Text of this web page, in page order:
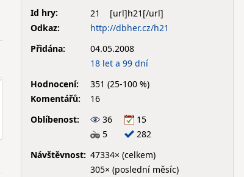
Id hry:
21
Odkaz:
http://dbher.cz/h21
Přidána:
04.05.2008
18 let a 99 dní
Hodnocení:
351 (25-100 %)
Komentářů:
16
Oblíbenost:
36
15
5
282
Návštěvnost: 47334× (celkem)
305× (poslední měsíc)